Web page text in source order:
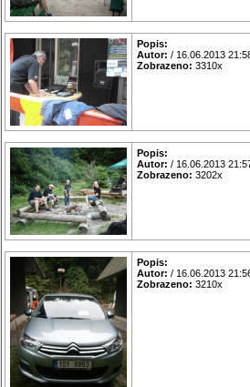
Popis:
Autor: / 16.06.2013
Zobrazeno: 3310x
Popis:
Autor: / 16.06.2013
Zobrazeno: 3202x
Popis:
Autor: / 16.06.2013
Zobrazeno: 3210x